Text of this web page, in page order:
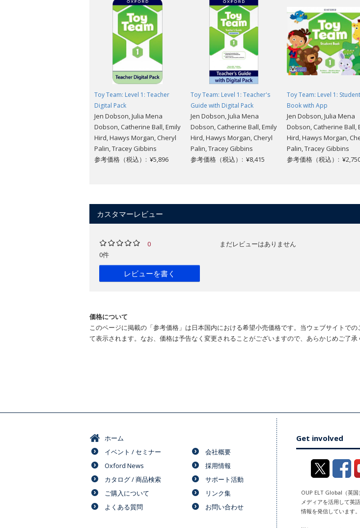
Toy Team: Level 1: Teacher
Digital Pack
Jen Dobson, Julia Mena
Dobson, Catherine Ball, Emily
Hird, Hawys Morgan, Cheryl
Palin, Tracey Gibbins
参考価格（税込）: ¥5,896
Toy Team: Level 1: Teacher's
Guide with Digital Pack
Jen Dobson, Julia Mena
Dobson, Catherine Ball, Emily
Hird, Hawys Morgan, Cheryl
Palin, Tracey Gibbins
参考価格（税込）: ¥8,415
Toy Team: Level 1: Student
Book with App
Jen Dobson, Julia Mena
Dobson, Catherine Ball,
Hird, Hawys Morgan,
Palin, Tracey Gibbins
参考価格（税込）:
カスタマーレビュー
0
0件
レビューを書く
まだレビューはありません
価格について
このページに掲載の「参考価格」は日本国内における希望小売価格です。当ウェブサイトで
て表示されます。なお、価格は予告なく変更されることがございますので、あらかじめご了承
ホーム
イベント / セミナー
Oxford News
カタログ / 商品検索
ご購入について
よくある質問
会社概要
採用情報
サポート活動
リンク集
お問い合わせ
Get involved
OUP ELT Global（英
メディアを活用して英
情報を発信しています。